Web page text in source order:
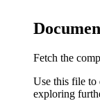
Fetch the
Use this file to
exploring